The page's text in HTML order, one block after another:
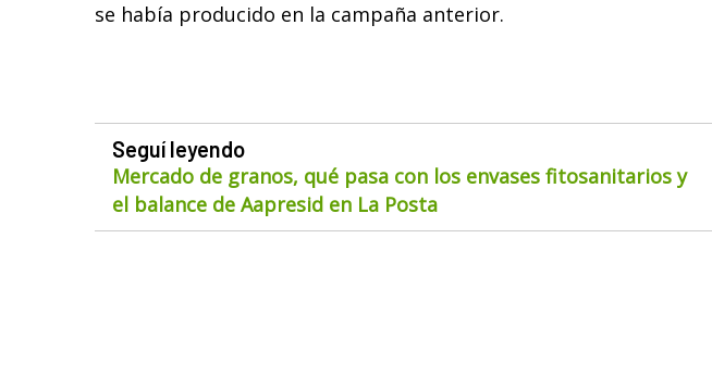
se había producido en la campaña anterior.
Seguí leyendo
Mercado de granos, qué pasa con los envases fitosanitarios y
el balance de Aapresid en La Posta